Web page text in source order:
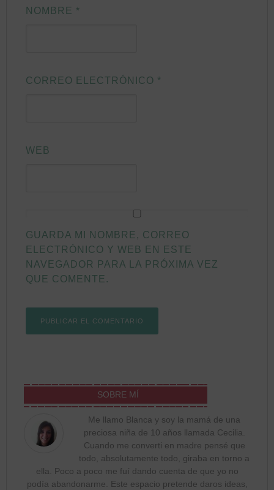
NOMBRE *
CORREO ELECTRÓNICO *
WEB
GUARDA MI NOMBRE, CORREO
ELECTRÓNICO Y WEB EN ESTE
NAVEGADOR PARA LA PRÓXIMA VEZ
QUE COMENTE.
SOBRE MÍ
Me llamo Blanca y soy la mamá de una
preciosa niña de 10 años llamada Cecilia.
Cuando me converti en madre pensé que
todo, absolutamente todo, giraba en torno a
ella. Poco a poco me fuí dando cuenta de que yo no
podía abandonarme. Este espacio pretende daros ideas,